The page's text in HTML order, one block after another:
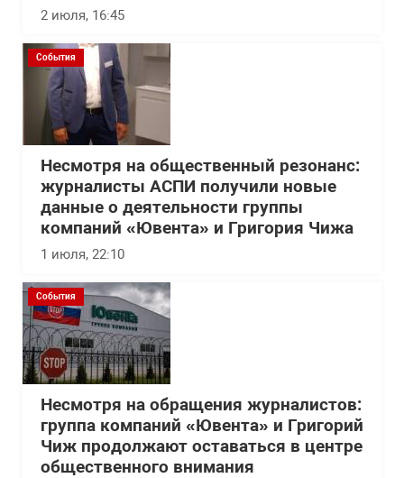
2 июля, 16:45
События
Несмотря на общественный резонанс:
журналисты АСПИ получили новые
данные о деятельности группы
компаний «Ювента» и Григория Чижа
1 июля, 22:10
События
Несмотря на обращения журналистов:
группа компаний «Ювента» и Григорий
Чиж продолжают оставаться в центре
общественного внимания